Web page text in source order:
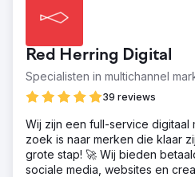
Red Herring Digital
Specialisten in multichannel
39 reviews
Wij zijn een full-service digitaal
zoek is naar merken die klaar
grote stap! 🚀 Wij bieden
sociale media, websites en